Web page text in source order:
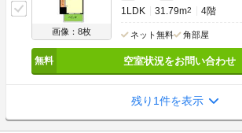
画像：8枚
1LDK 31.79m2 4階
ネット無料 角部屋
空室状況をお問い合わせ
残り1件を表示